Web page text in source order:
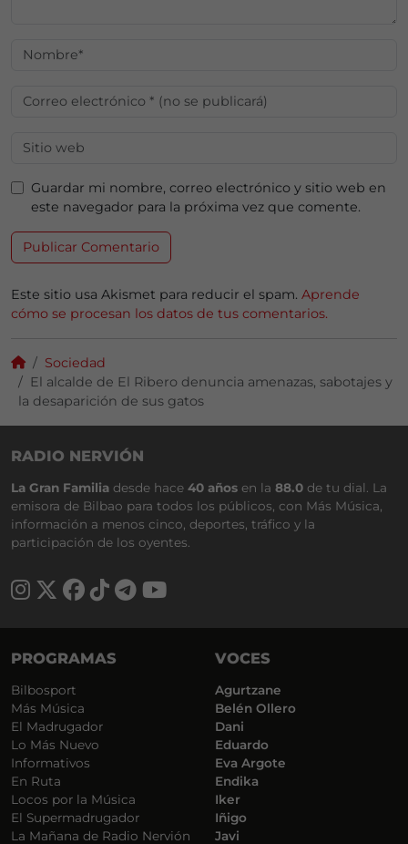
Guardar mi nombre, correo electrónico y sitio web en
este navegador para la próxima vez que comente.
Este sitio usa Akismet para reducir el spam. Aprende
cómo se procesan los datos de tus comentarios.
Sociedad
El alcalde de El Ribero denuncia amenazas, sabotajes y
la desaparición de sus gatos
RADIO NERVIÓN
La Gran Familia desde hace 40 años en la 88.0 de tu dial. La
emisora de Bilbao para todos los públicos, con Más Música,
información a menos cinco, deportes, tráfico y la
participación de los oyentes.
PROGRAMAS
Bilbosport
Más Música
El Madrugador
Lo Más Nuevo
Informativos
En Ruta
Locos por la Música
El Supermadrugador
La Mañana de Radio Nervión
VOCES
Agurtzane
Belén Ollero
Dani
Eduardo
Eva Argote
Endika
Iker
Iñigo
Javi